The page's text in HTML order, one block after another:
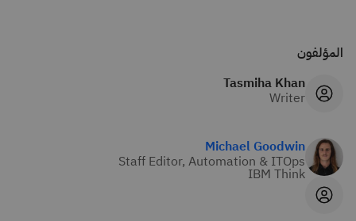
المؤلفون
Tasmiha Khan
Writer
Michael Goodwin
Staff Editor, Automation & ITOps
IBM Think